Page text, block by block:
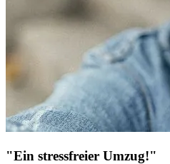
"Ein stressfreier Umzug!"